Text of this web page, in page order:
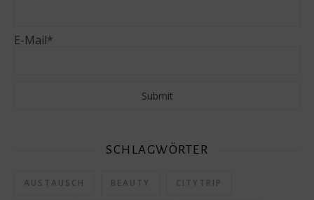
E-Mail*
SCHLAGWÖRTER
AUSTAUSCH BEAUTY CITYTRIP